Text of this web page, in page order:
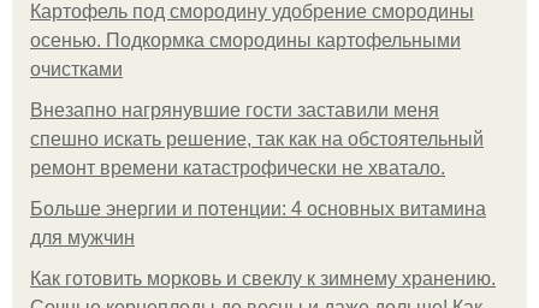
Картофель под смородину удобрение смородины
осенью. Подкормка смородины картофельными
очистками
Внезапно нагрянувшие гости заставили меня
спешно искать решение, так как на обстоятельный
ремонт времени катастрофически не хватало.
Больше энергии и потенции: 4 основных витамина
для мужчин
Как готовить морковь и свеклу к зимнему хранению.